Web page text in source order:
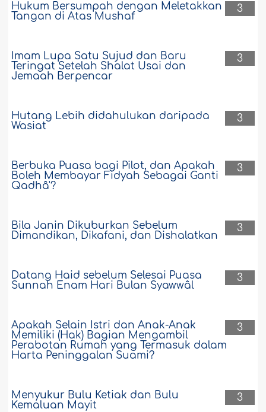
3
Hukum Bersumpah dengan Meletakkan
Tangan di Atas Mushaf
3
Imam Lupa Satu Sujud dan Baru
Teringat Setelah Shalat Usai dan
Jemaah Berpencar
3
Hutang Lebih didahulukan daripada
Wasiat
3
Berbuka Puasa bagi Pilot, dan Apakah
Boleh Membayar Fidyah Sebagai Ganti
Qadhâ'?
3
Bila Janin Dikuburkan Sebelum
Dimandikan, Dikafani, dan Dishalatkan
3
Datang Haid sebelum Selesai Puasa
Sunnah Enam Hari Bulan Syawwâl
3
Apakah Selain Istri dan Anak-Anak
Memiliki (Hak) Bagian Mengambil
Perabotan Rumah yang Termasuk dalam
Harta Peninggalan Suami?
3
Menyukur Bulu Ketiak dan Bulu
Kemaluan Mayit